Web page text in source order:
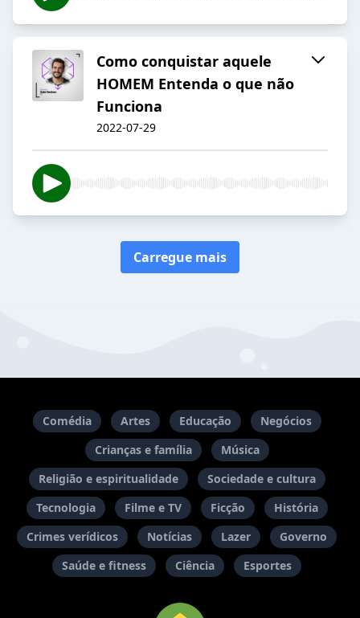
Como conquistar aquele
HOMEM Entenda o que não
Funciona
2022-07-29
Carregue mais
Comédia Artes Educação
Negócios
Crianças e família
Música
Religião e espiritualidade
Sociedade e cultura
Tecnologia
Filme e TV Ficção
História
Crimes verídicos
Notícias Lazer
Governo
Saúde e fitness
Ciência Esportes